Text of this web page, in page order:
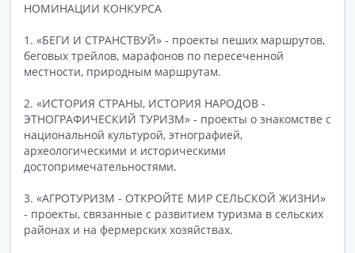
НОМИНАЦИИ КОНКУРСА
1. «БЕГИ И СТРАНСТВУЙ» - проекты пеших маршрутов,
беговых трейлов, марафонов по пересеченной
местности, природным маршрутам.
2. «ИСТОРИЯ СТРАНЫ, ИСТОРИЯ НАРОДОВ -
ЭТНОГРАФИЧЕСКИЙ ТУРИЗМ» - проекты о знакомстве с
национальной культурой, этнографией,
археологическими и историческими
достопримечательностями.
3. «АГРОТУРИЗМ - ОТКРОЙТЕ МИР СЕЛЬСКОЙ ЖИЗНИ»
- проекты, связанные с развитием туризма в сельских
районах и на фермерских хозяйствах.